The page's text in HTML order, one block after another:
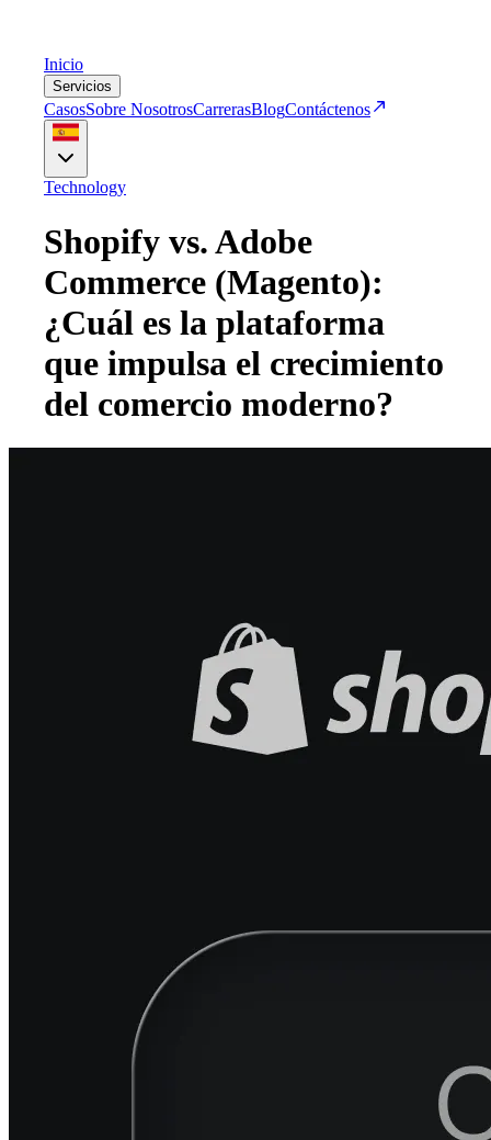
Inicio
Servicios
CasosSobre NosotrosCarrerasBlogContáctenos
Technology
Shopify vs. Adobe
Commerce (Magento):
¿Cuál es la plataforma
que impulsa el crecimiento
del comercio moderno?